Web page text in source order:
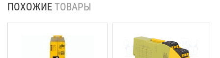
ПОХОЖИЕ ТОВАРЫ